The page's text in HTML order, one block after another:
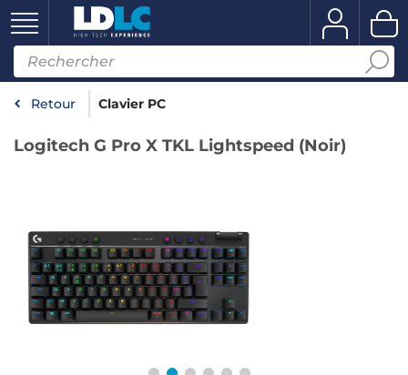
Retour Clavier PC
Logitech G Pro X TKL Lightspeed (Noir)